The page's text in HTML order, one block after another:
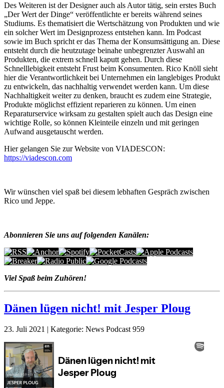
Des Weiteren ist der Designer auch als Autor tätig, sein erstes Buch
„Der Wert der Dinge“ veröffentlichte er bereits während seines
Studiums. Es thematisiert die Wertschätzung von Produkten und wie
ein solcher Wert im Designprozess entstehen kann. Im Podcast
sowie im Buch spricht er das Thema der Konsumsättigung an. Diese
entsteht durch die heutzutage beinahe unbegrenzter Auswahl an
Produkten, die extrem schnell kaputt gehen. Durch diese
Schnelllebigkeit entsteht Frust beim Konsumenten. Rico Knöll sieht
hier die Verantwortlichkeit bei Unternehmen ein langlebiges Produkt
zu entwickeln, das nachhaltig verwendet werden kann. Um diese
Nachhaltigkeit weiter zu denken, braucht es zudem eine Strategie,
Produkte möglichst effizient reparieren zu können. Um einen
Reparaturservice wirksam zu gestalten spielt auch das Design eine
wichtige Rolle, so können Kleinteile einzeln und mit geringen
Aufwand ausgetauscht werden.
Hier gelangen Sie zur Website von VIADESCON:
https://viadescon.com
Wir wünschen viel spaß bei diesem lebhaften Gespräch zwischen
Rico und Jeppe.
Abonnieren Sie uns auf folgenden Kanälen:
Viel Spaß beim Zuhören!
Dänen lügen nicht! mit Jesper Ploug
23. Juli 2021 | Kategorie: News Podcast 959